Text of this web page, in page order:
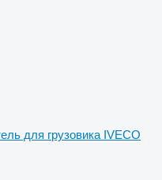
для грузовика IVECO